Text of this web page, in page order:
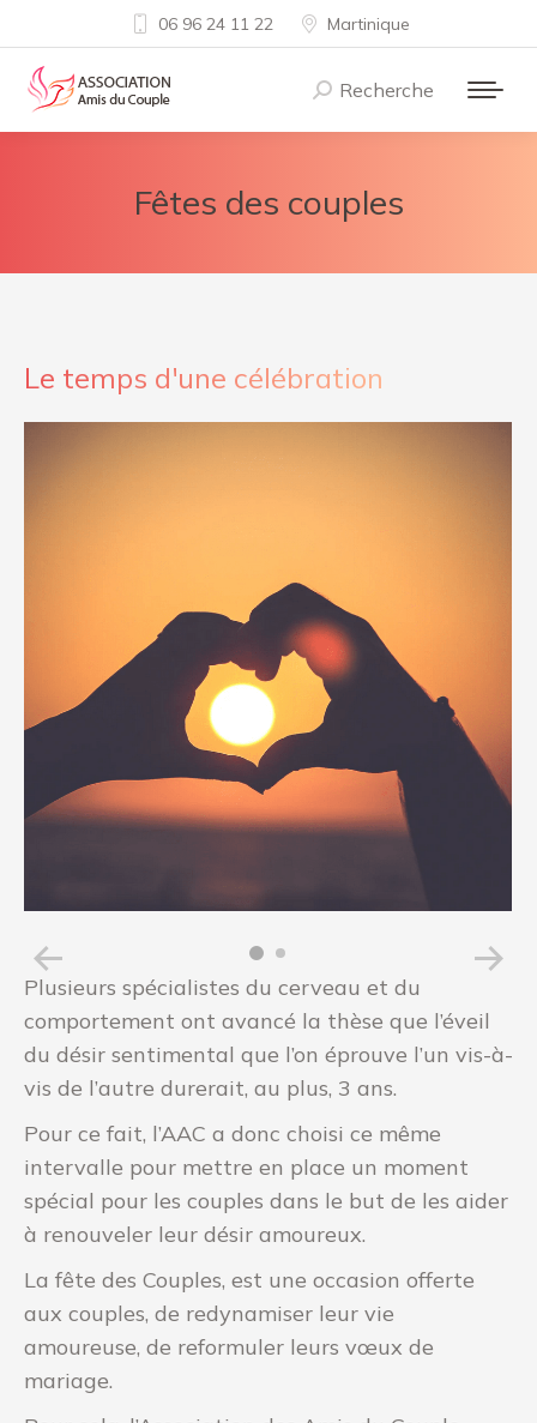
06 96 24 11 22 Martinique
Recherche
:
Recherche
Fêtes des couples
Le temps d'une célébration
Plusieurs spécialistes du cerveau et du
comportement ont avancé la thèse que l’éveil
du désir sentimental que l’on éprouve l’un vis-à-
vis de l’autre durerait, au plus, 3 ans.
Pour ce fait, l’AAC a donc choisi ce même
intervalle pour mettre en place un moment
spécial pour les couples dans le but de les aider
à renouveler leur désir amoureux.
La fête des Couples, est une occasion offerte
aux couples, de redynamiser leur vie
amoureuse, de reformuler leurs vœux de
mariage.